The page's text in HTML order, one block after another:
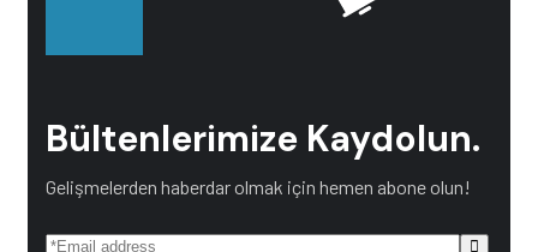
Bültenlerimize Kaydolun.
Gelişmelerden haberdar olmak için hemen abone olun!